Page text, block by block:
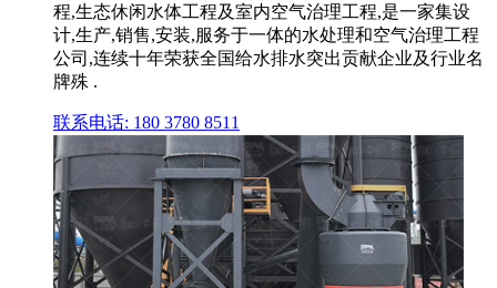
程,生态休闲水体工程及室内空气治理工程,是一家集设
计,生产,销售,安装,服务于一体的水处理和空气治理工程
公司,连续十年荣获全国给水排水突出贡献企业及行业名
牌殊 .
联系电话: 180 3780 8511